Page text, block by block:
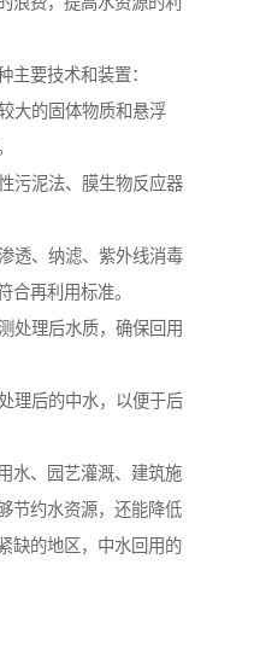
主要技术和装置：
大的固体物质和悬浮
污泥法、膜生物反应器
透、纳滤、紫外线消毒
合再利用标准。
处理后水质，确保回用
理后的中水，以便于后
水、园艺灌溉、建筑施
节约水资源，还能降低
缺的地区，中水回用的